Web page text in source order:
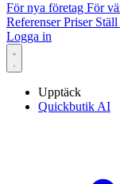
För nya företag För
ReferenserPriser Ställ
Logga in
Upptäck
Quickbutik AI